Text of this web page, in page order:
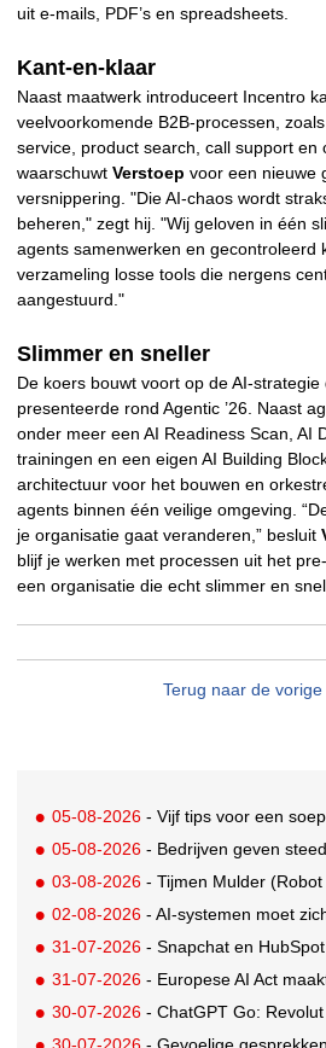
uit e-mails, PDF’s en spreadsheets.
Kant-en-klaar
Naast maatwerk introduceert Incentro
veelvoorkomende B2B-processen,
service, product search, call support en
waarschuwt Verstoep voor een nieuwe
versnippering. "Die AI-chaos wordt
beheren," zegt hij. "Wij geloven in één
agents samenwerken en gecontroleerd
verzameling losse tools die nergens
aangestuurd."
Slimmer en sneller
De koers bouwt voort op de AI-
presenteerde rond Agentic ’26. Naast
onder meer een AI Readiness Scan, AI
trainingen en een eigen AI Building
architectuur voor het bouwen en
agents binnen één veilige omgeving.
je organisatie gaat veranderen,” besluit
blijf je werken met processen uit het
een organisatie die echt slimmer en
Terug naar de
05-08-2026 - Vijf tips voor een soepele
05-08-2026 - Bedrijven geven steeds meer uit aan AI-native tools:
03-08-2026 - Tijmen Mulder (Robot Kittens) lanceert
02-08-2026 - AI-systemen moet zich
31-07-2026 - Snapchat en HubSpot lanceren
31-07-2026 - Europese AI Act maakt
30-07-2026 - ChatGPT Go: Revolut en OpenAI
30-07-2026 - Gevoelige gesprekken vastgelegd door AI: Kind &